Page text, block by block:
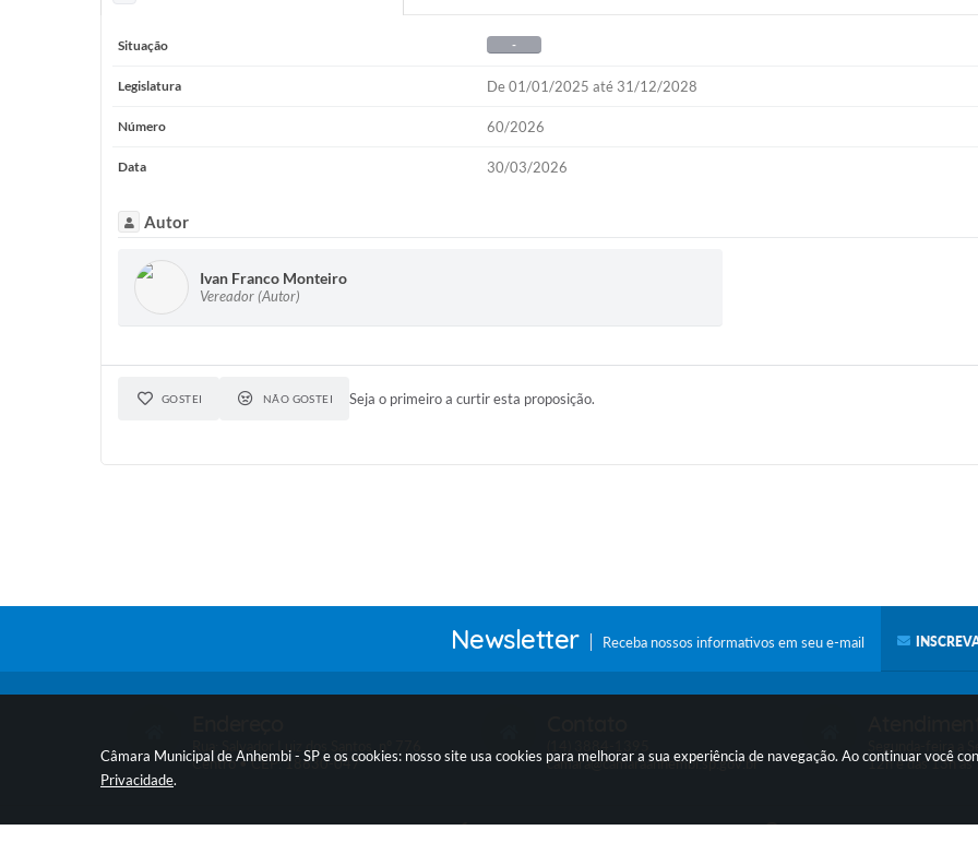
Câmara Municipal de Anhembi - SP e os cookies: nosso site usa cookies para melhorar a sua experiência de navegação. Ao continuar você
Privacidade.
Situação -
Legislatura De 01/01/2025 até 31/12/2028
Número 60/2026
Data 30/03/2026
Autor
Ivan Franco Monteiro
Vereador (Autor)
GOSTEI NÃO GOSTEI Seja o primeiro a curtir esta proposição.
Newsletter Receba nossos informativos em seu e-mail
Centro • CEP: 18630-047
camara@camaraanhembi.sp.gov.br
12h e das 13h às